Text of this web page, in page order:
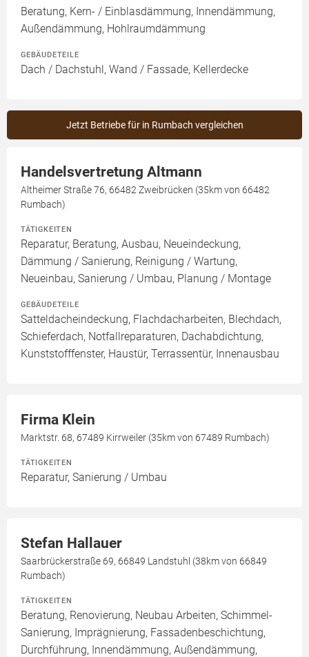
Beratung, Kern- / Einblasdämmung, Innendämmung,
Außendämmung, Hohlraumdämmung
GEBÄUDETEILE
Dach / Dachstuhl, Wand / Fassade, Kellerdecke
Jetzt Betriebe für in Rumbach vergleichen
Handelsvertretung Altmann
Altheimer Straße 76, 66482 Zweibrücken (35km von 66482
Rumbach)
TÄTIGKEITEN
Reparatur, Beratung, Ausbau, Neueindeckung,
Dämmung / Sanierung, Reinigung / Wartung,
Neueinbau, Sanierung / Umbau, Planung / Montage
GEBÄUDETEILE
Satteldacheindeckung, Flachdacharbeiten, Blechdach,
Schieferdach, Notfallreparaturen, Dachabdichtung,
Kunststofffenster, Haustür, Terrassentür, Innenausbau
Firma Klein
Marktstr. 68, 67489 Kirrweiler (35km von 67489 Rumbach)
TÄTIGKEITEN
Reparatur, Sanierung / Umbau
Stefan Hallauer
Saarbrückerstraße 69, 66849 Landstuhl (38km von 66849
Rumbach)
TÄTIGKEITEN
Beratung, Renovierung, Neubau Arbeiten, Schimmel-
Sanierung, Imprägnierung, Fassadenbeschichtung,
Durchführung, Innendämmung, Außendämmung,